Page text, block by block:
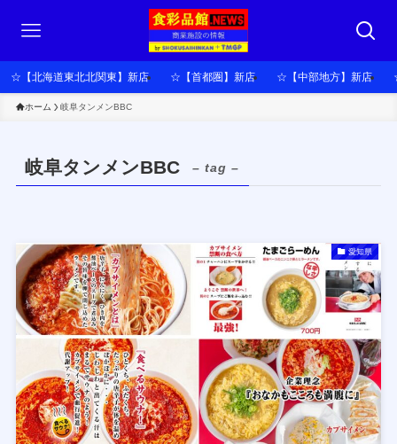
☆【北海道東北北関東】新店 ☆【首都圏】新店 ☆【中部地方】新店
ホーム 岐阜タンメンBBC
岐阜タンメンBBC – tag –
愛知県